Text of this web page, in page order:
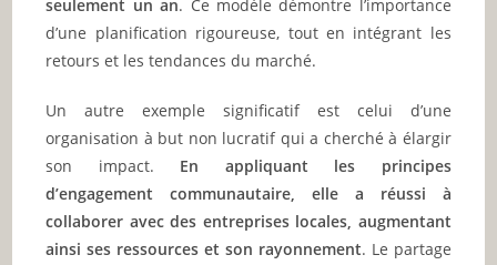
seulement un an. Ce modèle démontre l’importance
d’une planification rigoureuse, tout en intégrant les
retours et les tendances du marché.
Un autre exemple significatif est celui d’une
organisation à but non lucratif qui a cherché à élargir
son impact. En appliquant les principes
d’engagement communautaire, elle a réussi à
collaborer avec des entreprises locales, augmentant
ainsi ses ressources et son rayonnement. Le partage